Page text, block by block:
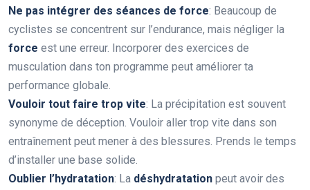
Ne pas intégrer des séances de force: Beaucoup de
cyclistes se concentrent sur l’endurance, mais négliger la
force est une erreur. Incorporer des exercices de
musculation dans ton programme peut améliorer ta
performance globale.
Vouloir tout faire trop vite: La précipitation est souvent
synonyme de déception. Vouloir aller trop vite dans son
entraînement peut mener à des blessures. Prends le temps
d’installer une base solide.
Oublier l’hydratation: La déshydratation peut avoir des